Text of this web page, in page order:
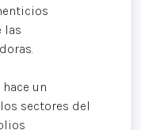
las
un
sectores del